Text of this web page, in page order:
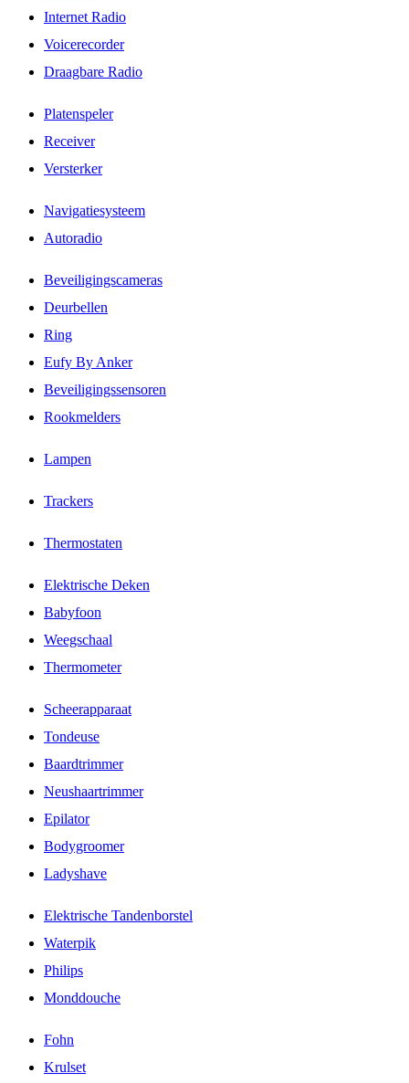
Internet Radio
Voicerecorder
Draagbare Radio
Platenspeler
Receiver
Versterker
Navigatiesysteem
Autoradio
Beveiligingscameras
Deurbellen
Ring
Eufy By Anker
Beveiligingssensoren
Rookmelders
Lampen
Trackers
Thermostaten
Elektrische Deken
Babyfoon
Weegschaal
Thermometer
Scheerapparaat
Tondeuse
Baardtrimmer
Neushaartrimmer
Epilator
Bodygroomer
Ladyshave
Elektrische Tandenborstel
Waterpik
Philips
Monddouche
Fohn
Krulset